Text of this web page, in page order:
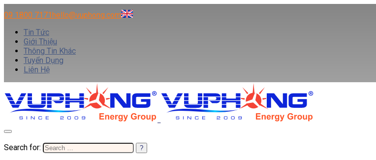
09 1800 7171hello@vuphong.com
Tin Tức
Giới Thiệu
Thông Tin Khác
Tuyển Dụng
Liên Hệ
Search for: